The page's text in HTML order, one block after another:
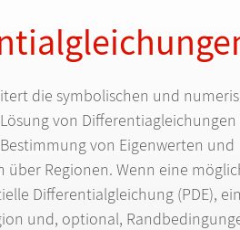
die symbolischen und
ösung von Differentiagleichungen
von Eigenwerten und
über Regionen. Wenn eine mö
Differentialgleichung (PDE),
und, optional,